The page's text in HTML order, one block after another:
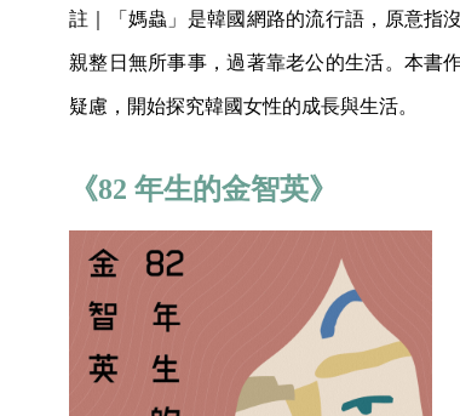
註｜「媽蟲」是韓國網路的流行語，原意指
親整日無所事事，過著靠老公的生活。本書
疑慮，開始探究韓國女性的成長與生活。
《82 年生的金智英》